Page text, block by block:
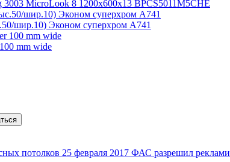
MicroLook 8 1200x600x13 BPCS5011M5CHE
шир.10) Эконом суперхром А741
mm wide
потолков 25 февраля 2017 ФАС разрешил